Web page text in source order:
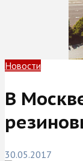
Новости
В
30.05.2017